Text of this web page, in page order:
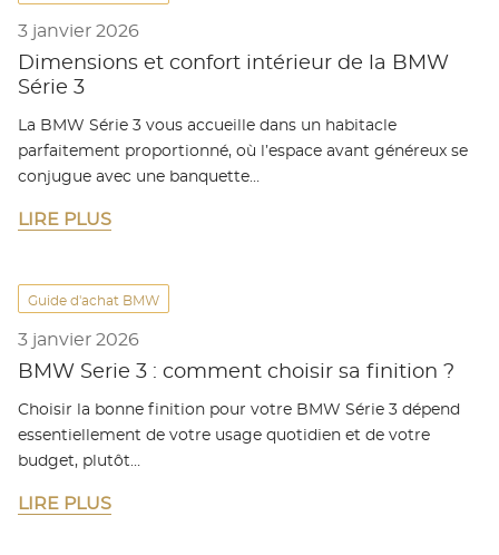
3 janvier 2026
Dimensions et confort intérieur de la BMW
Série 3
La BMW Série 3 vous accueille dans un habitacle
parfaitement proportionné, où l’espace avant généreux se
conjugue avec une banquette…
LIRE PLUS
Guide d'achat BMW
3 janvier 2026
BMW Serie 3 : comment choisir sa finition ?
Choisir la bonne finition pour votre BMW Série 3 dépend
essentiellement de votre usage quotidien et de votre
budget, plutôt…
LIRE PLUS